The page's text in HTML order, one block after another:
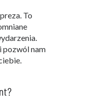
To
pozwól nam